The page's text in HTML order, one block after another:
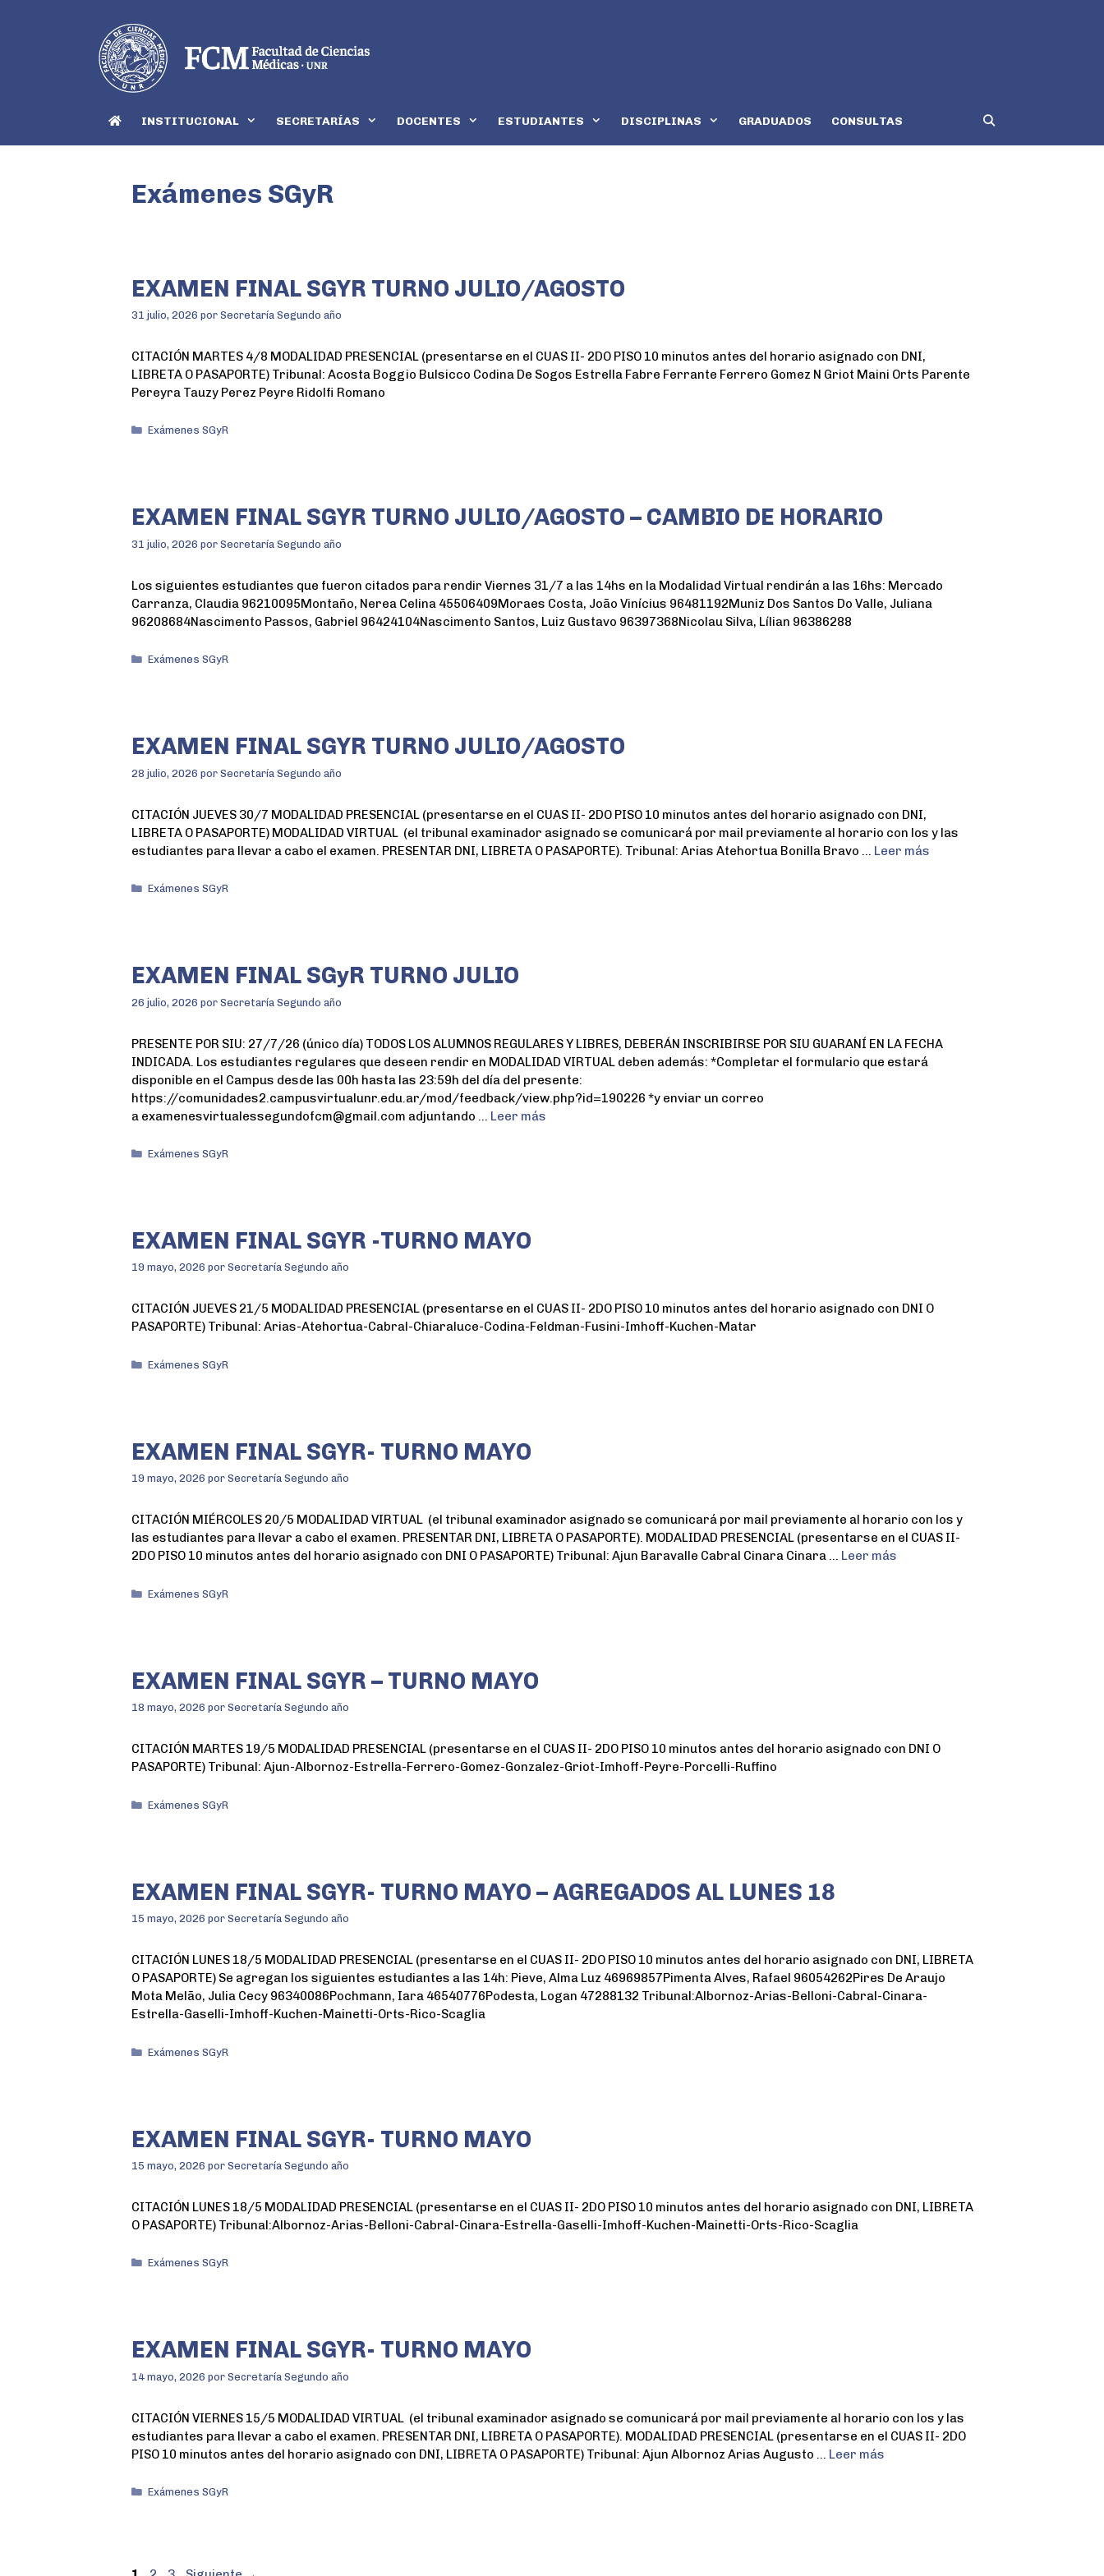
INSTITUCIONAL SECRETARÍAS DOCENTES ESTUDIANTES DISCIPLINAS GRADUADOS CONSULTAS
Exámenes SGyR
EXAMEN FINAL SGYR TURNO JULIO/AGOSTO
31 julio, 2026 por Secretaría Segundo año
CITACIÓN MARTES 4/8 MODALIDAD PRESENCIAL (presentarse en el CUAS II- 2DO PISO 10 minutos antes del horario asignado con DNI,
LIBRETA O PASAPORTE) Tribunal: Acosta Boggio Bulsicco Codina De Sogos Estrella Fabre Ferrante Ferrero Gomez N Griot Maini Orts Parente
Pereyra Tauzy Perez Peyre Ridolfi Romano
Exámenes SGyR
EXAMEN FINAL SGYR TURNO JULIO/AGOSTO – CAMBIO DE HORARIO
31 julio, 2026 por Secretaría Segundo año
Los siguientes estudiantes que fueron citados para rendir Viernes 31/7 a las 14hs en la Modalidad Virtual rendirán a las 16hs: Mercado
Carranza, Claudia 96210095Montaño, Nerea Celina 45506409Moraes Costa, João Vinícius 96481192Muniz Dos Santos Do Valle, Juliana
96208684Nascimento Passos, Gabriel 96424104Nascimento Santos, Luiz Gustavo 96397368Nicolau Silva, Lílian 96386288
Exámenes SGyR
EXAMEN FINAL SGYR TURNO JULIO/AGOSTO
28 julio, 2026 por Secretaría Segundo año
CITACIÓN JUEVES 30/7 MODALIDAD PRESENCIAL (presentarse en el CUAS II- 2DO PISO 10 minutos antes del horario asignado con DNI,
LIBRETA O PASAPORTE) MODALIDAD VIRTUAL (el tribunal examinador asignado se comunicará por mail previamente al horario con los y las
estudiantes para llevar a cabo el examen. PRESENTAR DNI, LIBRETA O PASAPORTE). Tribunal: Arias Atehortua Bonilla Bravo … Leer más
Exámenes SGyR
EXAMEN FINAL SGyR TURNO JULIO
26 julio, 2026 por Secretaría Segundo año
PRESENTE POR SIU: 27/7/26 (único día) TODOS LOS ALUMNOS REGULARES Y LIBRES, DEBERÁN INSCRIBIRSE POR SIU GUARANÍ EN LA FECHA
INDICADA. Los estudiantes regulares que deseen rendir en MODALIDAD VIRTUAL deben además: *Completar el formulario que estará
disponible en el Campus desde las 00h hasta las 23:59h del día del presente:
https://comunidades2.campusvirtualunr.edu.ar/mod/feedback/view.php?id=190226 *y enviar un correo
a examenesvirtualessegundofcm@gmail.com adjuntando … Leer más
Exámenes SGyR
EXAMEN FINAL SGYR -TURNO MAYO
19 mayo, 2026 por Secretaría Segundo año
CITACIÓN JUEVES 21/5 MODALIDAD PRESENCIAL (presentarse en el CUAS II- 2DO PISO 10 minutos antes del horario asignado con DNI O
PASAPORTE) Tribunal: Arias-Atehortua-Cabral-Chiaraluce-Codina-Feldman-Fusini-Imhoff-Kuchen-Matar
Exámenes SGyR
EXAMEN FINAL SGYR- TURNO MAYO
19 mayo, 2026 por Secretaría Segundo año
CITACIÓN MIÉRCOLES 20/5 MODALIDAD VIRTUAL (el tribunal examinador asignado se comunicará por mail previamente al horario con los y
las estudiantes para llevar a cabo el examen. PRESENTAR DNI, LIBRETA O PASAPORTE). MODALIDAD PRESENCIAL (presentarse en el CUAS II-
2DO PISO 10 minutos antes del horario asignado con DNI O PASAPORTE) Tribunal: Ajun Baravalle Cabral Cinara Cinara … Leer más
Exámenes SGyR
EXAMEN FINAL SGYR – TURNO MAYO
18 mayo, 2026 por Secretaría Segundo año
CITACIÓN MARTES 19/5 MODALIDAD PRESENCIAL (presentarse en el CUAS II- 2DO PISO 10 minutos antes del horario asignado con DNI O
PASAPORTE) Tribunal: Ajun-Albornoz-Estrella-Ferrero-Gomez-Gonzalez-Griot-Imhoff-Peyre-Porcelli-Ruffino
Exámenes SGyR
EXAMEN FINAL SGYR- TURNO MAYO – AGREGADOS AL LUNES 18
15 mayo, 2026 por Secretaría Segundo año
CITACIÓN LUNES 18/5 MODALIDAD PRESENCIAL (presentarse en el CUAS II- 2DO PISO 10 minutos antes del horario asignado con DNI, LIBRETA
O PASAPORTE) Se agregan los siguientes estudiantes a las 14h: Pieve, Alma Luz 46969857Pimenta Alves, Rafael 96054262Pires De Araujo
Mota Melão, Julia Cecy 96340086Pochmann, Iara 46540776Podesta, Logan 47288132 Tribunal:Albornoz-Arias-Belloni-Cabral-Cinara-
Estrella-Gaselli-Imhoff-Kuchen-Mainetti-Orts-Rico-Scaglia
Exámenes SGyR
EXAMEN FINAL SGYR- TURNO MAYO
15 mayo, 2026 por Secretaría Segundo año
CITACIÓN LUNES 18/5 MODALIDAD PRESENCIAL (presentarse en el CUAS II- 2DO PISO 10 minutos antes del horario asignado con DNI, LIBRETA
O PASAPORTE) Tribunal:Albornoz-Arias-Belloni-Cabral-Cinara-Estrella-Gaselli-Imhoff-Kuchen-Mainetti-Orts-Rico-Scaglia
Exámenes SGyR
EXAMEN FINAL SGYR- TURNO MAYO
14 mayo, 2026 por Secretaría Segundo año
CITACIÓN VIERNES 15/5 MODALIDAD VIRTUAL (el tribunal examinador asignado se comunicará por mail previamente al horario con los y las
estudiantes para llevar a cabo el examen. PRESENTAR DNI, LIBRETA O PASAPORTE). MODALIDAD PRESENCIAL (presentarse en el CUAS II- 2DO
PISO 10 minutos antes del horario asignado con DNI, LIBRETA O PASAPORTE) Tribunal: Ajun Albornoz Arias Augusto … Leer más
Exámenes SGyR